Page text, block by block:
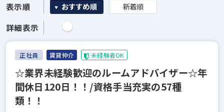
表示順 おすすめ順 新着順
詳細表示
正社員 賃貸仲介 未経験者OK
☆業界未経験歓迎のルームアドバイザー☆年
間休日120日！！/資格手当充実の57種
類！！